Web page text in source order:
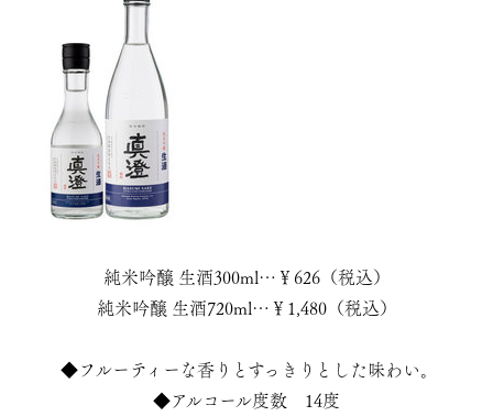
純米吟醸 生酒300ml…￥626（税込）
純米吟醸 生酒720ml…￥1,480（税込）
◆フルーティーな香りとすっきりとした味わい。
◆アルコール度数 14度